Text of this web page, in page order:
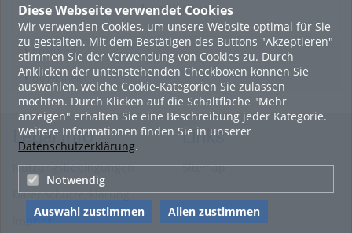
Diese Webseite verwendet Cookies
Wir verwenden Cookies, um unsere Website optimal für Sie
zu gestalten. Mit dem Bestätigen des Buttons "Akzeptieren"
stimmen Sie der Verwendung von Cookies zu. Durch
Anklicken der untenstehenden Checkboxen können Sie
auswählen, welche Cookie-Kategorien Sie zulassen
möchten. Durch Klicken auf die Schaltfläche "Mehr
anzeigen" erhalten Sie eine Beschreibung jeder Kategorie.
Weitere Informationen finden Sie in unserer
Datenschutzerklärung.
Notwendig
Auswahl zustimmen Allen zustimmen
LADE MEHR
Featured
Beliebtheit
Legal Info
Nutzungsbedingungen
Datenschutzerklärung
Imprint
Links
Sitemap